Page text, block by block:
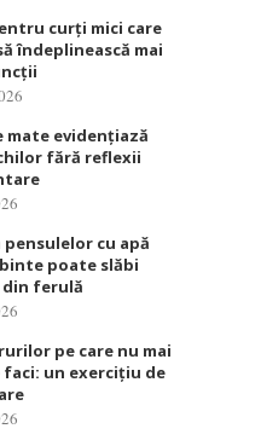
curți mici care
îndeplinească mai
mate evidențiază
fără reflexii
pensulelor cu apă
poate slăbi
din ferulă
pe care nu mai
faci: un exercițiu de